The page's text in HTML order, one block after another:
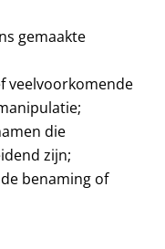
gemaakte
veelvoorkomende
die
zijn;
benaming of